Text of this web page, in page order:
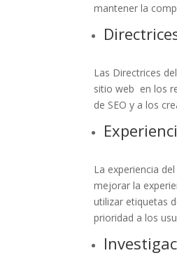
mantener la
Las Directrices
sitio web en los
de SEO y a los
La experiencia
mejorar la
utilizar etiquetas
prioridad a los